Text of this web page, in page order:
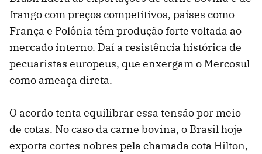
frango com preços competitivos, países como
França e Polônia têm produção forte voltada ao
mercado interno. Daí a resistência histórica de
pecuaristas europeus, que enxergam o Mercosul
como ameaça direta.
O acordo tenta equilibrar essa tensão por meio
de cotas. No caso da carne bovina, o Brasil hoje
exporta cortes nobres pela chamada cota Hilton,